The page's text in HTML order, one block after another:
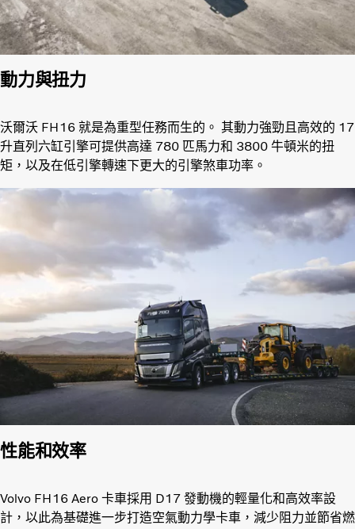
動力與扭力
沃爾沃 FH16 就是為重型任務而生的。 其動力強勁且高效的 17
升直列六缸引擎可提供高達 780 匹馬力和 3800 牛頓米的扭
矩，以及在低引擎轉速下更大的引擎煞車功率。
性能和效率
Volvo FH16 Aero 卡車採用 D17 發動機的輕量化和高效率設
計，以此為基礎進一步打造空氣動力學卡車，減少阻力並節省燃